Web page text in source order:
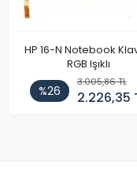
HP 16-N Notebook
RGB Işıklı
%26
3.005,86 TL
2.226,35